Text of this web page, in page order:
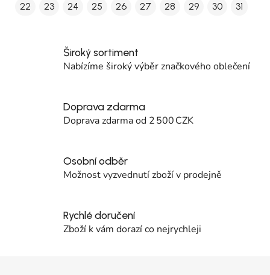
22 23 24 25 26 27 28 29 30 31
Široký sortiment
Nabízíme široký výběr značkového oblečení
Doprava zdarma
Doprava zdarma od 2 500 CZK
Osobní odběr
Možnost vyzvednutí zboží v prodejně
Rychlé doručení
Zboží k vám dorazí co nejrychleji